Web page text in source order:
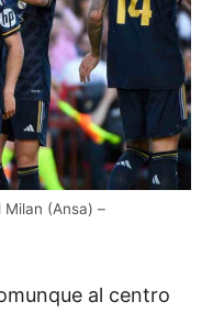
(Ansa) –
al centro